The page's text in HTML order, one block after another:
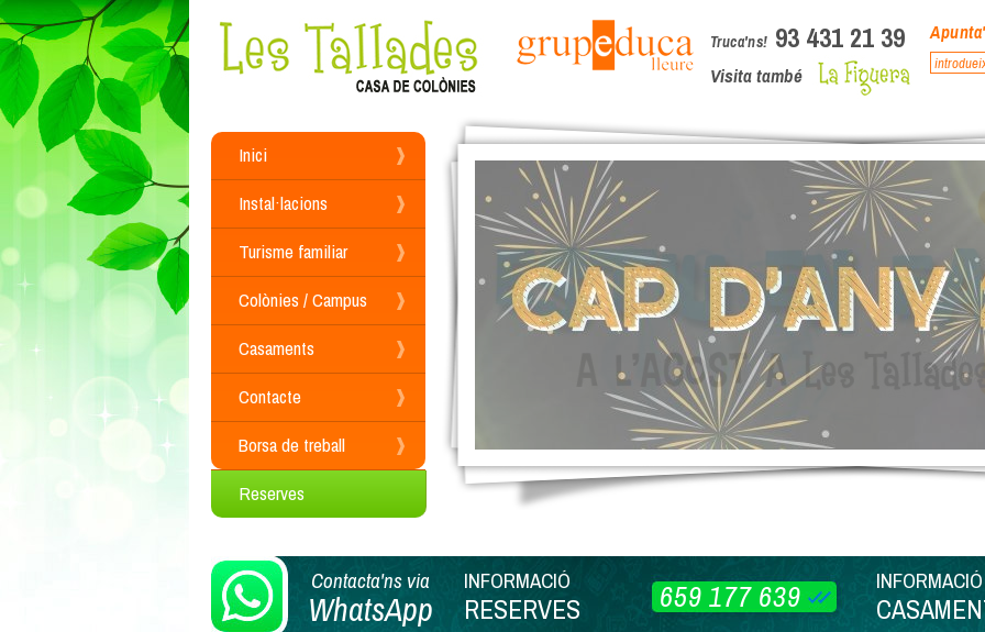
Truca'ns! 93 431 21 39
Visita també
Inici
Instal·lacions
Turisme familiar
Colònies / Campus
Casaments
Contacte
Borsa de treball
Reserves
Contacta'ns via
WhatsApp
INFORMACIÓ
RESERVES 659 177 639 INFORMACIÓ